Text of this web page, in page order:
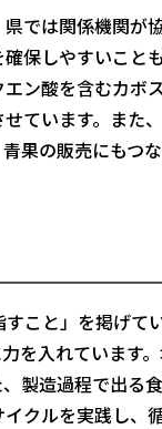
では関係機関が
保しやすいことも
ン酸を含むカボ
ています。また、
果の販売にもつ
こと」を掲げて
を入れています
製造過程で出る食
クルを実践し、